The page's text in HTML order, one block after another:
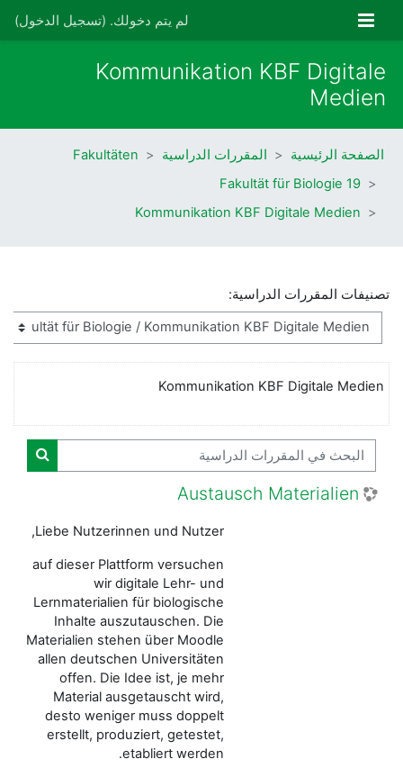
واجهة جانبية لم يتم دخولك. (تسجيل الدخول)
Kommunikation KBF Digitale
Medien
الصفحة الرئيسية المقررات الدراسية
Fakultäten
19 Fakultät für Biologie
Kommunikation KBF Digitale Medien
تصنيفات المقررات الدراسية:
Kommunikation KBF Digitale Medien
البحث في المقررات الدراسية
البحث
Austausch Materialien
Liebe Nutzerinnen und Nutzer,
auf dieser Plattform versuchen
wir digitale Lehr- und
Lernmaterialien für biologische
Inhalte auszutauschen. Die
Materialien stehen über Moodle
allen deutschen Universitäten
offen. Die Idee ist, je mehr
Material ausgetauscht wird,
desto weniger muss doppelt
erstellt, produziert, getestet,
etabliert werden.